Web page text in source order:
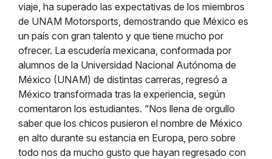
viaje, ha superado las expectativas de los miembros
de UNAM Motorsports, demostrando que México es
un país con gran talento y que tiene mucho por
ofrecer. La escudería mexicana, conformada por
alumnos de la Universidad Nacional Autónoma de
México (UNAM) de distintas carreras, regresó a
México transformada tras la experiencia, según
comentaron los estudiantes. “Nos llena de orgullo
saber que los chicos pusieron el nombre de México
en alto durante su estancia en Europa, pero sobre
todo nos da mucho gusto que hayan regresado con